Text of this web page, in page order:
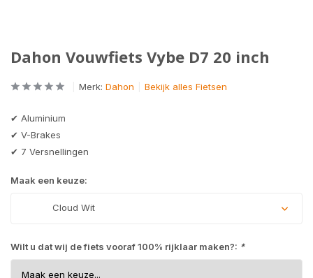
Dahon Vouwfiets Vybe D7 20 inch
Merk: Dahon Bekijk alles Fietsen
✔ Aluminium
✔ V-Brakes
✔ 7 Versnellingen
Maak een keuze:
Cloud Wit
Wilt u dat wij de fiets vooraf 100% rijklaar maken?: *